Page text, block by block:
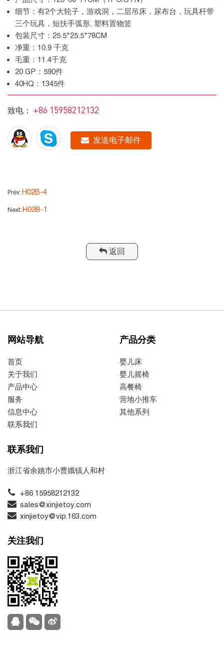
细节：有2个大轮子，游戏洞，二层吊床，尿布台，玩具杆带
三个玩具，短扶手弧形, 塑料置物篮
包装尺寸：25.5*25.5*78CM
净重：10.9 千克
毛重：11.4千克
20 GP：590件
40HQ：1345件
致电： +86 15958212132
发送电子邮件
Prev: H02B-4
Next: H02B-1
返回
网站导航
首页
关于我们
产品中心
服务
信息中心
联系我们
产品分类
婴儿床
婴儿摇椅
高餐椅
营地小推车
其他系列
联系我们
浙江省余姚市小曹娥镇人和村
+86 15958212132
sales@xinjietoy.com
xinjietoy@vip.163.com
关注我们